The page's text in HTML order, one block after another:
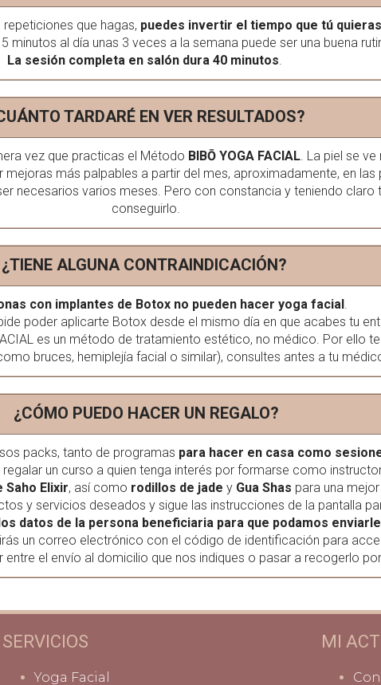
repeticiones que hagas, puedes invertir el tiempo que tú quieras
minutos al día unas 3 veces a la semana puede ser una buena
La sesión completa en salón dura 40 minutos.
TARDARÉ EN VER RESULTADOS?
vez que practicas el Método BIBŌ YOGA FACIAL. La piel se
más palpables a partir del mes, aproximadamente, en
necesarios varios meses. Pero con constancia y teniendo
conseguirlo.
¿TIENE ALGUNA CONTRAINDICACIÓN?
con implantes de Botox no pueden hacer yoga facial.
poder aplicarte Botox desde el mismo día en que acabes tu
es un método de tratamiento estético, no médico. Por ello
bruces, hemiplejía facial o similar), consultes antes a tu
¿CÓMO PUEDO HACER UN REGALO?
packs, tanto de programas para hacer en casa como
regalar un curso a quien tenga interés por formarse como
Saho Elixir, así como rodillos de jade y Gua Shas para una
y servicios deseados y sigue las instrucciones de la pantalla
datos de la persona beneficiaria para que podamos
un correo electrónico con el código de identificación para
el envío al domicilio que nos indiques o pasar a recogerlo por
SERVICIOS
Yoga Facial
MI